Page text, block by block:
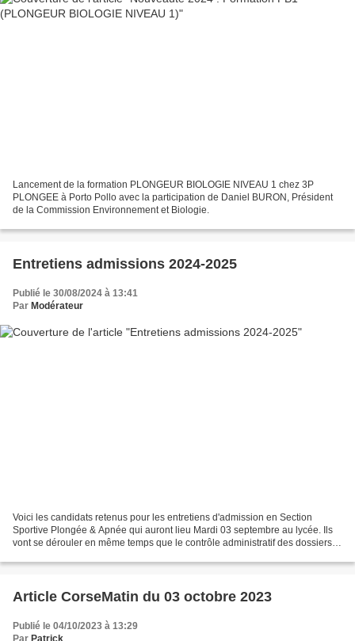
Lancement de la formation PLONGEUR BIOLOGIE NIVEAU 1 chez 3P
PLONGEE à Porto Pollo avec la participation de Daniel BURON, Président
de la Commission Environnement et Biologie.
Entretiens admissions 2024-2025
Publié le 30/08/2024 à 13:41
Par Modérateur
Voici les candidats retenus pour les entretiens d'admission en Section
Sportive Plongée & Apnée qui auront lieu Mardi 03 septembre au lycée. Ils
vont se dérouler en même temps que le contrôle administratif des dossiers
Article CorseMatin du 03 octobre 2023
Publié le 04/10/2023 à 13:29
Par Patrick